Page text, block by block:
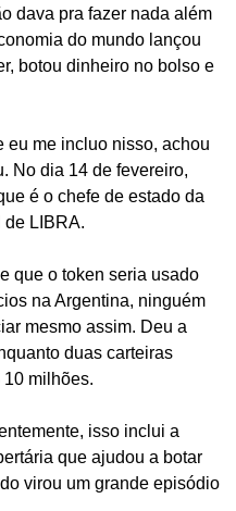
dava pra fazer nada além
do mundo lançou
botou dinheiro no bolso e
eu me incluo nisso, achou
No dia 14 de fevereiro,
é o chefe de estado da
de LIBRA.
que o token seria usado
na Argentina, ninguém
mesmo assim. Deu a
duas carteiras
milhões.
isso inclui a
que ajudou a botar
virou um grande episódio